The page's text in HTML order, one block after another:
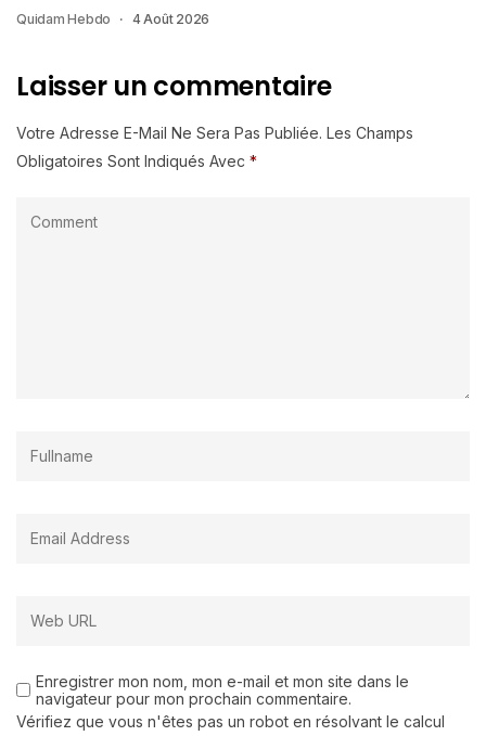
Quidam Hebdo 4 Août 2026
Laisser un commentaire
Votre Adresse E-Mail Ne Sera Pas Publiée. Les Champs
Obligatoires Sont Indiqués Avec *
Enregistrer mon nom, mon e-mail et mon site dans le
navigateur pour mon prochain commentaire.
Vérifiez que vous n'êtes pas un robot en résolvant le calcul